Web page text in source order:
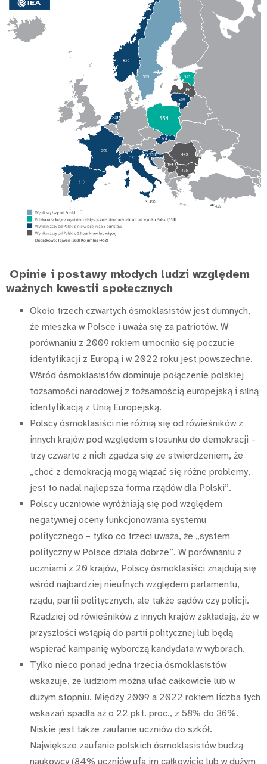
Opinie i postawy młodych ludzi względem
ważnych kwestii społecznych
Około trzech czwartych ósmoklasistów jest dumnych,
że mieszka w Polsce i uważa się za patriotów. W
porównaniu z 2009 rokiem umocniło się poczucie
identyfikacji z Europą i w 2022 roku jest powszechne.
Wśród ósmoklasistów dominuje połączenie polskiej
tożsamości narodowej z tożsamością europejską i silną
identyfikacją z Unią Europejską.
Polscy ósmoklasiści nie różnią się od rówieśników z
innych krajów pod względem stosunku do demokracji –
trzy czwarte z nich zgadza się ze stwierdzeniem, że
„choć z demokracją mogą wiązać się różne problemy,
jest to nadal najlepsza forma rządów dla Polski”.
Polscy uczniowie wyróżniają się pod względem
negatywnej oceny funkcjonowania systemu
politycznego – tylko co trzeci uważa, że „system
polityczny w Polsce działa dobrze”. W porównaniu z
uczniami z 20 krajów, Polscy ósmoklasiści znajdują się
wśród najbardziej nieufnych względem parlamentu,
rządu, partii politycznych, ale także sądów czy policji.
Rzadziej od rówieśników z innych krajów zakładają, że w
przyszłości wstąpią do partii politycznej lub będą
wspierać kampanię wyborczą kandydata w wyborach.
Tylko nieco ponad jedna trzecia ósmoklasistów
wskazuje, że ludziom można ufać całkowicie lub w
dużym stopniu. Między 2009 a 2022 rokiem liczba tych
wskazań spadła aż o 22 pkt. proc., z 58% do 36%.
Niskie jest także zaufanie uczniów do szkół.
Największe zaufanie polskich ósmoklasistów budzą
naukowcy (84% uczniów ufa im całkowicie lub w dużym